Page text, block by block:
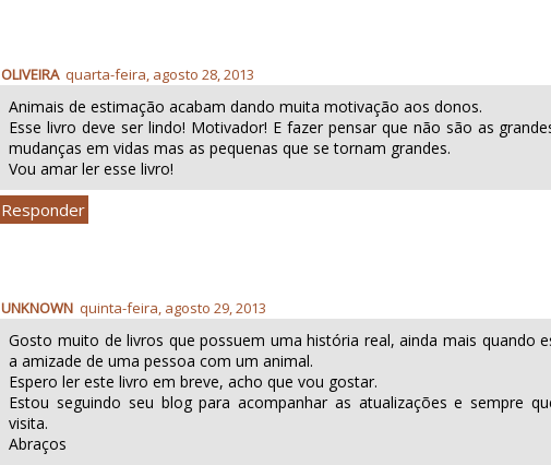
OLIVEIRA quarta-feira, agosto 28, 2013
Animais de estimação acabam dando muita motivação aos donos.
Esse livro deve ser lindo! Motivador! E fazer pensar que não são as
mudanças em vidas mas as pequenas que se tornam grandes.
Vou amar ler esse livro!
Responder
UNKNOWN quinta-feira, agosto 29, 2013
Gosto muito de livros que possuem uma história real, ainda mais quando
a amizade de uma pessoa com um animal.
Espero ler este livro em breve, acho que vou gostar.
Estou seguindo seu blog para acompanhar as atualizações e sempre
visita.
Abraços